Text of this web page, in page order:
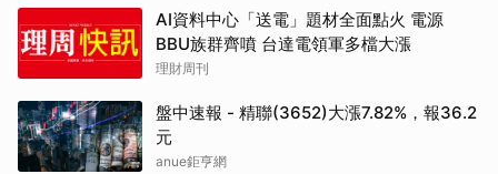
AI資料中心「送電」題材全面點火 電源
BBU族群齊噴 台達電領軍多檔大漲
理財周刊
盤中速報 - 精聯(3652)大漲7.82%，報36.2
元
anue鉅亨網